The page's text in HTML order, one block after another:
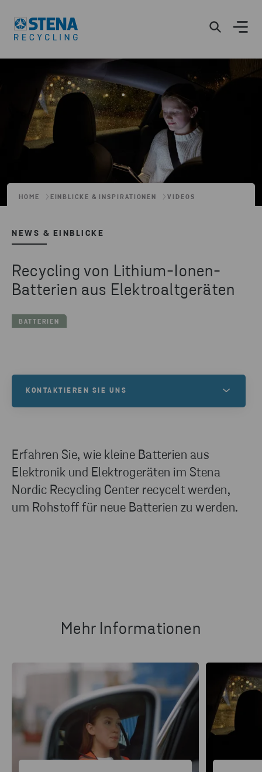
HOME EINBLICKE & INSPIRATIONEN VIDEOS
NEWS & EINBLICKE
Recycling von Lithium-Ionen-
Batterien aus Elektroaltgeräten
BATTERIEN
Erfahren Sie, wie kleine Batterien aus
Elektronik und Elektrogeräten im Stena
Nordic Recycling Center recycelt werden,
um Rohstoff für neue Batterien zu werden.
KONTAKTIEREN SIE UNS
Recycling, wenn Sie mehr über das
Kreislaufmanagement von Batterien erfahren
möchten.
Mehr Informationen